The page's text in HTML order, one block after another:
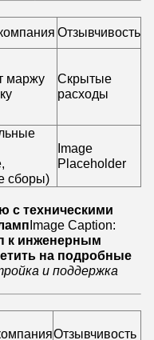
Отзывчивость
маржу
Скрытые
расходы
сборы)
Image
Placeholder
с техническими
Image Caption:
к инженерным
на подробные
и поддержка
Отзывчивость